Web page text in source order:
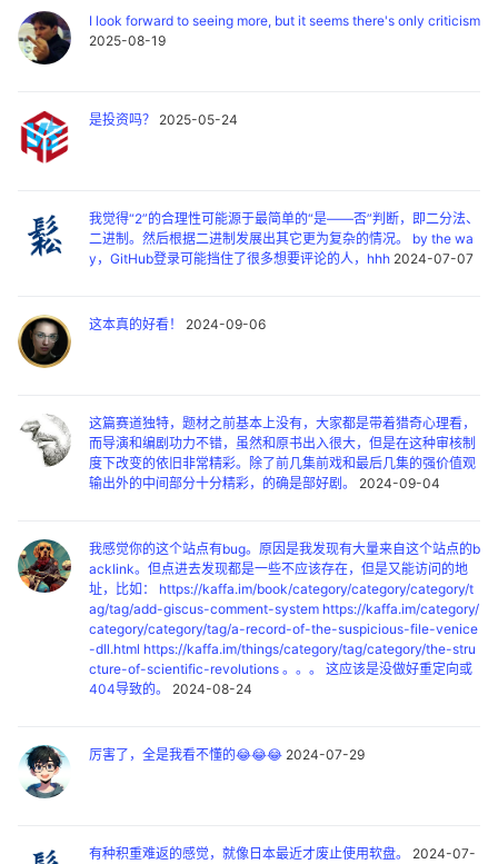
I look forward to seeing more, but it seems there's only criticism
2025-08-19
是投资吗？ 2025-05-24
我觉得“2”的合理性可能源于最简单的“是——否”判断，即二分法、
二进制。然后根据二进制发展出其它更为复杂的情况。 by the wa
y，GitHub登录可能挡住了很多想要评论的人，hhh 2024-07-07
这本真的好看！ 2024-09-06
这篇赛道独特，题材之前基本上没有，大家都是带着猎奇心理看，
而导演和编剧功力不错，虽然和原书出入很大，但是在这种审核制
度下改变的依旧非常精彩。除了前几集前戏和最后几集的强价值观
输出外的中间部分十分精彩，的确是部好剧。
2024-09-04
我感觉你的这个站点有bug。原因是我发现有大量来自这个站点的b
acklink。但点进去发现都是一些不应该存在，但是又能访问的地
址，比如： https://kaffa.im/book/category/category/category/t
ag/tag/add-giscus-comment-system https://kaffa.im/category/
category/category/tag/a-record-of-the-suspicious-file-venice
-dll.html https://kaffa.im/things/category/tag/category/the-stru
cture-of-scientific-revolutions 。。。 这应该是没做好重定向或
404导致的。 2024-08-24
厉害了，全是我看不懂的😂😂😂 2024-07-29
有种积重难返的感觉，就像日本最近才废止使用软盘。
2024-07-